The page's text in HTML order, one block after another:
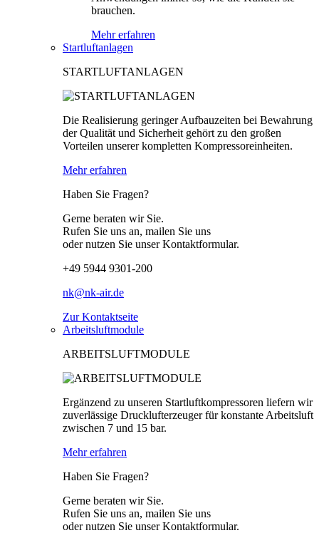
brauchen.
Mehr erfahren
Startluftanlagen
STARTLUFTANLAGEN
Die Realisierung geringer Aufbauzeiten bei Bewahrung
der Qualität und Sicherheit gehört zu den großen
Vorteilen unserer kompletten Kompressoreinheiten.
Mehr erfahren
Haben Sie Fragen?
Gerne beraten wir Sie.
Rufen Sie uns an, mailen Sie uns
oder nutzen Sie unser Kontaktformular.
+49 5944 9301-200
nk@nk-air.de
Zur Kontaktseite
Arbeitsluftmodule
ARBEITSLUFTMODULE
Ergänzend zu unseren Startluftkompressoren liefern wir
zuverlässige Drucklufterzeuger für konstante Arbeitsluft
zwischen 7 und 15 bar.
Mehr erfahren
Haben Sie Fragen?
Gerne beraten wir Sie.
Rufen Sie uns an, mailen Sie uns
oder nutzen Sie unser Kontaktformular.